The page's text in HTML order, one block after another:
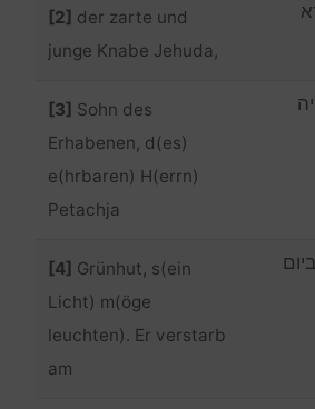
[2] der zarte und
junge Knabe Jehuda,
[3] Sohn des
Erhabenen, d(es)
e(hrbaren) H(errn)
Petachja
[4] Grünhut, s(ein
Licht) m(öge
leuchten). Er verstarb
am